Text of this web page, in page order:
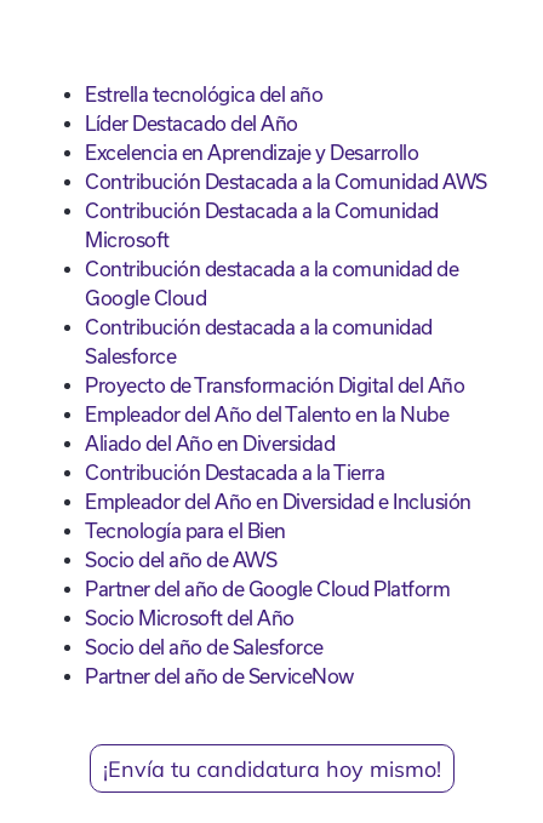
Estrella tecnológica del año
Líder Destacado del Año
Excelencia en Aprendizaje y Desarrollo
Contribución Destacada a la Comunidad AWS
Contribución Destacada a la Comunidad
Microsoft
Contribución destacada a la comunidad de
Google Cloud
Contribución destacada a la comunidad
Salesforce
Proyecto de Transformación Digital del Año
Empleador del Año del Talento en la Nube
Aliado del Año en Diversidad
Contribución Destacada a la Tierra
Empleador del Año en Diversidad e Inclusión
Tecnología para el Bien
Socio del año de AWS
Partner del año de Google Cloud Platform
Socio Microsoft del Año
Socio del año de Salesforce
Partner del año de ServiceNow
¡Envía tu candidatura hoy mismo!